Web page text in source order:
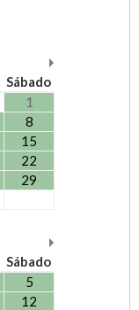
Sábado
1
8
15
22
29
Sábado
5
12